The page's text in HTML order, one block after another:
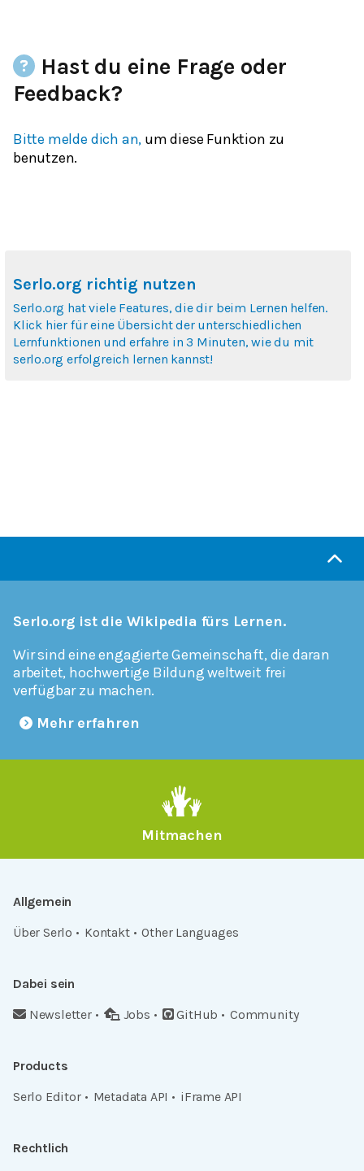
Hast du eine Frage oder
Feedback?
Bitte melde dich an, um diese Funktion zu
benutzen.
Serlo.org richtig nutzen
Serlo.org hat viele Features, die dir beim Lernen helfen.
Klick hier für eine Übersicht der unterschiedlichen
Lernfunktionen und erfahre in 3 Minuten, wie du mit
serlo.org erfolgreich lernen kannst!
Serlo.org ist die Wikipedia fürs Lernen.
Wir sind eine engagierte Gemeinschaft, die daran
arbeitet, hochwertige Bildung weltweit frei
verfügbar zu machen.
Mehr erfahren
Mitmachen
Allgemein
Über Serlo
Kontakt Other Languages
Dabei sein
Newsletter
Jobs GitHub Community
Products
Serlo Editor
Metadata API iFrame API
Rechtlich